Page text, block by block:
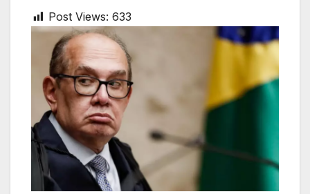
Post Views: 633